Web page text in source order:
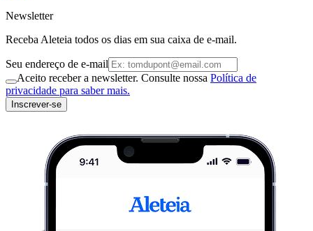
Newsletter
Receba Aleteia todos os dias em sua caixa de e-mail.
Seu endereço de e-mail
Aceito receber a newsletter. Consulte nossa Política de
privacidade para saber mais.
Inscrever-se